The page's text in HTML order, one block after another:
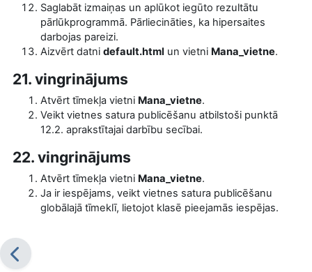
Saglabāt izmaiņas un aplūkot iegūto rezultātu
pārlūkprogrammā. Pārliecināties, ka hipersaites
darbojas pareizi.
Aizvērt datni default.html un vietni Mana_vietne.
21. vingrinājums
Atvērt tīmekļa vietni Mana_vietne.
Veikt vietnes satura publicēšanu atbilstoši punktā
12.2. aprakstītajai darbību secībai.
22. vingrinājums
Atvērt tīmekļa vietni Mana_vietne.
Ja ir iespējams, veikt vietnes satura publicēšanu
globālajā tīmeklī, lietojot klasē pieejamās iespējas.